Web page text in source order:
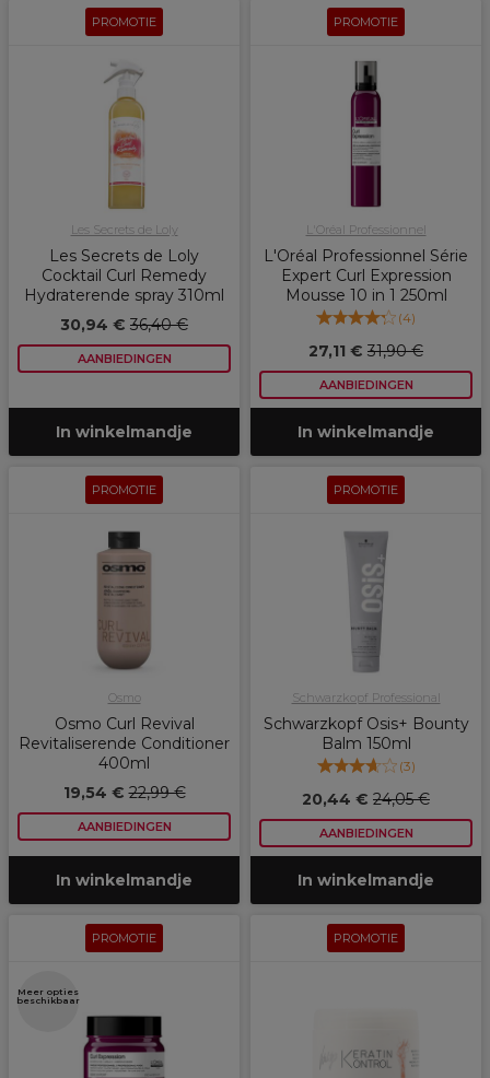
PROMOTIE
Les Secrets de Loly
Les Secrets de Loly
Cocktail Curl Remedy
Hydraterende spray 310ml
30,94 € 36,40 €
AANBIEDINGEN
In winkelmandje
PROMOTIE
L'Oréal Professionnel
L'Oréal Professionnel Série
Expert Curl Expression
Mousse 10 in 1 250ml
(4)
27,11 € 31,90 €
AANBIEDINGEN
In winkelmandje
PROMOTIE
Osmo
Osmo Curl Revival
Revitaliserende Conditioner
400ml
19,54 €22,99 €
AANBIEDINGEN
In winkelmandje
PROMOTIE
Schwarzkopf Professional
Schwarzkopf Osis+ Bounty
Balm 150ml
(3)
20,44 € 24,05 €
AANBIEDINGEN
In winkelmandje
PROMOTIE
Meer opties
beschikbaar
PROMOTIE